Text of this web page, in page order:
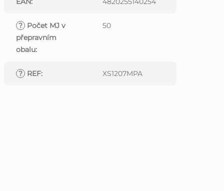
? Počet MJ v
přepravním
obalu:
50
? REF: XS1207MPA